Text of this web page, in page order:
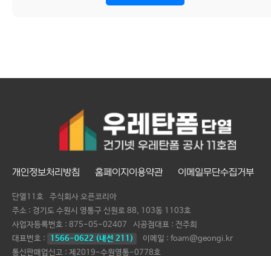
개인정보처리방침 홈페이지이용약관 이메일무단수집거부
단열11호
주식회사 오픈코리아
주소 : 경기도 수원시 영통구 신원로 88, 103동 1103호
사업자등록번호 : 875-05-02407 시공점대표 : 전주희
대표번호 :
1566-0622 (내선 211)
이메일 : foam@geongi.kr
통신판매업신고 : 제2019-수원영통-0778호